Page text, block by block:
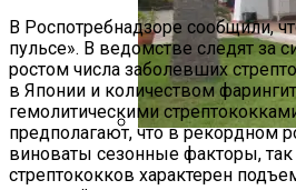
Недвижимость В
Посредников
В Роспотребнадзоре сообщили,
пульсе». В ведомстве следят за
ростом числа заболевших
в Японии и количеством
гемолитическими
предполагают, что в рекордном
виноваты сезонные факторы, так
стрептококков характерен